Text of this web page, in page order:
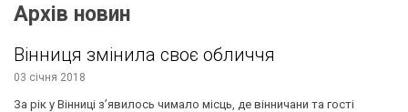
Архів новин
Вінниця змінила своє обличчя
03 січня 2018
За рік у Вінниці з’явилось чимало місць, де вінничани та гості